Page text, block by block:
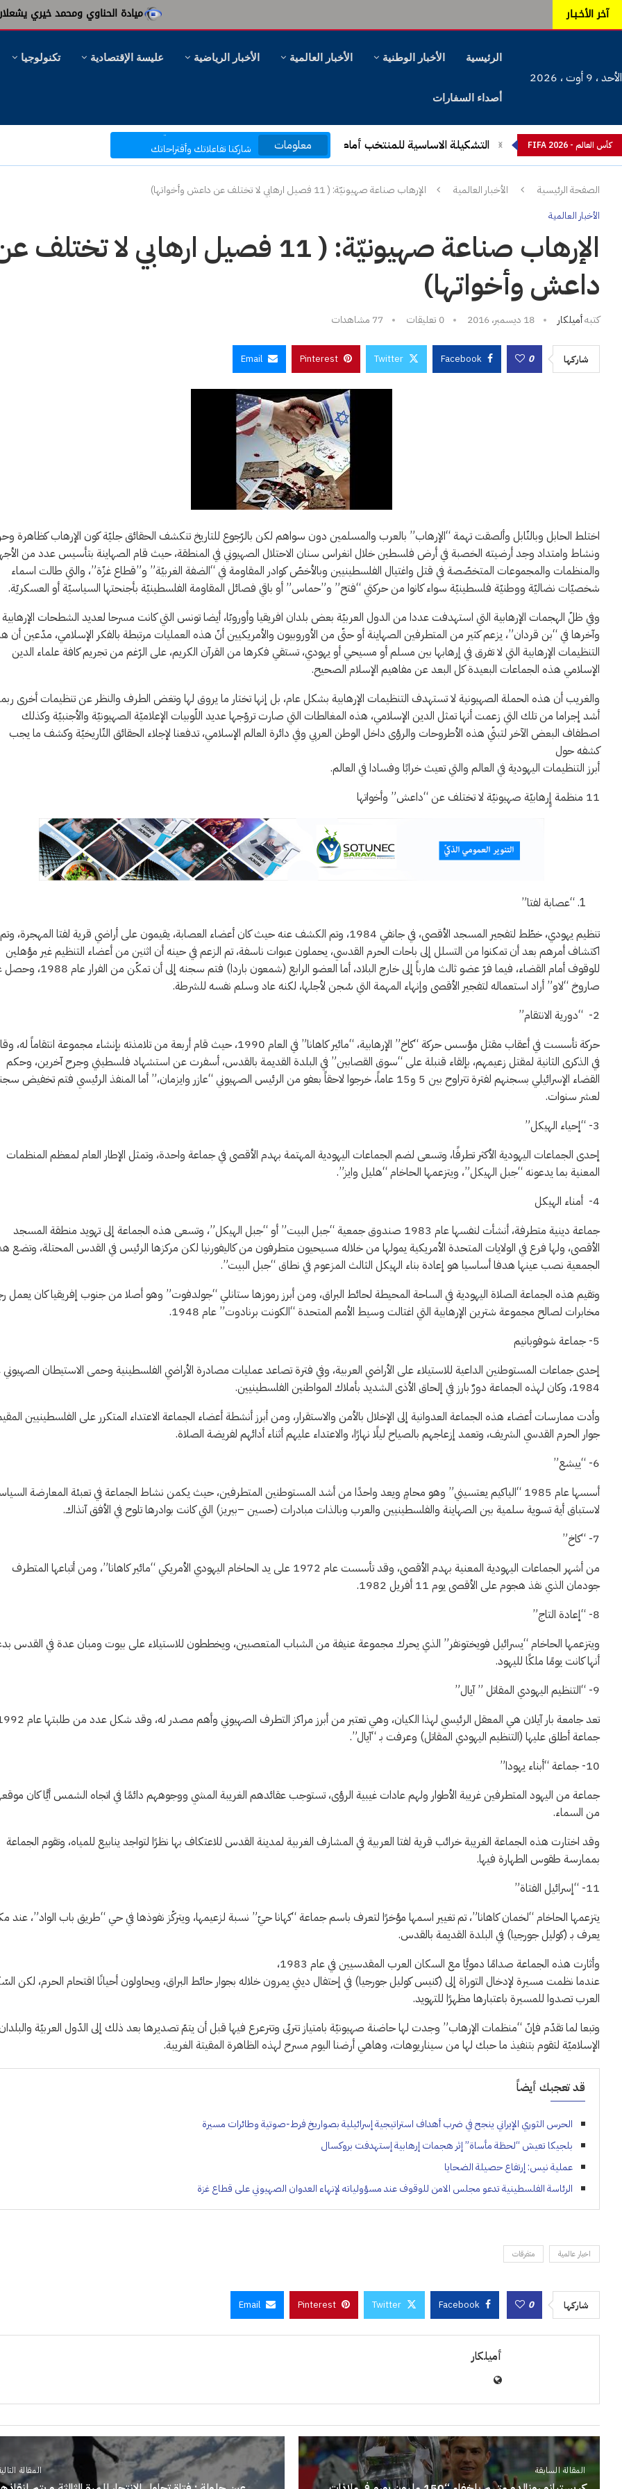
آخر الأخـبـار ميادة الحناوي ومحمد خيري يشعلان قرطاج
الأحد ، 9 أوت ، 2026
الرئيسية الأخبار الوطنية الأخبار العالمية الأخبار الرياضية عليسة الإقتصادية تكنولوجيا
أصداء السفارات
كأس العالم - FIFA 2026 التشكيلة الاساسية للمنتخب أمام اليابان معلومات
بتصفحك موقعنا أنت في قلب الحدث
شاركنا تفاعلاتك وأقتراحاتك
بكم نرتقي إلى ما هو أفضل
الصفحة الرئيسية
الأخبار العالمية الإرهاب صناعة صهيونيّة: ( 11 فصيل ارهابي لا تختلف عن داعش وأخواتها)
الأخبار العالمية
الإرهاب صناعة صهيونيّة: ( 11 فصيل ارهابي لا تختلف
داعش وأخواتها)
كتبهأميلكار 18 ديسمبر، 2016 0 تعليقات 77 مشاهدات
شاركها 0
Facebook
Twitter
Pinterest
Email
اختلط الحابل وبالنّابل وألصقت تهمة “الإرهاب” بالعرب والمسلمين دون سواهم لكن بالرّجوع للتاريخ تنكشف الحقائق جليّة كون الإرهاب كظاهرة
ونشاط وامتداد وجد أرضيته الخصبة في أرض فلسطين خلال انغراس سنان الاحتلال الصهيوني في المنطقة، حيث قام الصهاينة بتأسيس عدد من
والمنظمات والمجموعات المتخصّصة في قتل واغتيال الفلسطينيين وبالأخصّ كوادر المقاومة في “الضفة الغربيّة” و”قطاع غزّة”، والتي طالت اسماء
شخصيّات نضاليّة ووطنيّة فلسطينيّة سواء كانوا من حركتي “فتح” و”حماس” أو باقي فصائل المقاومة الفلسطينيّة بأجنحتها السياسيّة أو العسكريّة.
وفي ظلّ الهجمات الإرهابية التي استهدفت عددا من الدول العربيّة بعض بلدان افريقيا وأوروبّا، أيضا تونس التي كانت مسرحا لعديد الشطحات الإرهابية
وآخرها في “بن قردان”، يزعم كثير من المتطرفين الصهاينة أو حتّى من الأوروبيون والأمريكيين أنّ هذه العمليات مرتبطة بالفكر الإسلامي، مدّعين أن
التنظيمات الإرهابية التي لا تفرق في إرهابها بين مسلم أو مسيحي أو يهودي، تستقي فكرها من القرآن الكريم، على الرّغم من تجريم كافة علماء الدين
الإسلامي هذه الجماعات البعيدة كل البعد عن مفاهيم الإسلام الصحيح.
والغريب أن هذه الحملة الصهيونية لا تستهدف التنظيمات الإرهابية بشكل عام، بل إنها تختار ما يروق لها وتغض الطرف والنظر عن تنظيمات أخرى
أشد إجراما من تلك التي زعمت أنها تمثل الدين الإسلامي، هذه المغالطات التي صارت تروّجها عديد اللّوبيات الإعلاميّة الصهيونيّة والأجنبيّة وكذلك
اصطفاف البعض الآخر لتبنّي هذه الأطروحات والرؤى داخل الوطن العربي وفي دائرة العالم الإسلامي، تدفعنا لإجلاء الحقائق التّاريخيّة وكشف ما يجب
كشفه حول
أبرز التنظيمات اليهودية في العالم والتي تعيث خرابًا وفسادا في العالم.
11 منظمة إٍرهابيّة صهيونيّة لا تختلف عن “داعش” وأخواتها
“عصابة لفتا”
تنظيم يهودي، خطّط لتفجير المسجد الأقصى، في جانفي 1984، وتم الكشف عنه حيث كان أعضاء العصابة، يقيمون على أراضي قرية لفتا المهجرة، وتم
اكتشاف أمرهم بعد أن تمكنوا من التسلل إلى باحات الحرم القدسي، يحملون عبوات ناسفة، تم الزعم في حينه أن اثنين من أعضاء التنظيم غير مؤهلين
للوقوف أمام القضاء، فيما فرّ عضو ثالث هارباً إلى خارج البلاد، أما العضو الرابع (شمعون باردا) فتم
صاروخ “لاو” أراد استعماله لتفجير الأقصى وإنهاء المهمة التي سُجن لأجلها، لكنه عاد وسلم نفسه للشرطة.
2- “دورية الانتقام”
حركة تأسست في أعقاب مقتل مؤسس حركة “كاخ” الإرهابية، “مائير كاهانا” في العام 1990، حيث قام أربعة من تلامذته بإنشاء مجموعة انتقاماً
في الذكرى الثانية لمقتل زعيمهم، بإلقاء قنبلة على “سوق القصابين” في البلدة القديمة بالقدس، أسفرت عن استشهاد فلسطيني وجرح آخرين، وحكم
القضاء الإسرائيلي بسجنهم لفترة تتراوح بين 5 و15 عاماً، خرجوا لاحقاً بعفو من الرئيس الصهيوني “عازر وايزمان،” أما المنفذ الرئيسي فتم تخفيض
لعشر سنوات.
3- “إحياء الهيكل”
إحدى الجماعات اليهودية الأكثر تطرفًا، وتسعى لضم الجماعات اليهودية المهتمة بهدم الأقصى في جماعة واحدة، وتمثل الإطار العام لمعظم المنظمات
المعنية بما يدعونه “جبل الهيكل”، ويتزعمها الحاخام “هليل وايز”.
4- أمناء الهيكل
جماعة دينية متطرفة، أنشأت لنفسها عام 1983 صندوق جمعية “جبل البيت” أو “جبل الهيكل”، وتسعى هذه الجماعة إلى تهويد منطقة المسجد
الأقصى، ولها فرع في الولايات المتحدة الأمريكية يمولها من خلاله مسيحيون متطرفون من كاليفورنيا لكن مركزها الرئيس في القدس المحتلة، وتضع
الجمعية نصب عينها هدفا أساسيا هو إعادة بناء الهيكل الثالث المزعوم في نطاق “جبل البيت”.
وتقيم هذه الجماعة الصلاة اليهودية في الساحة المحيطة لحائط البراق، ومن أبرز رموزها ستانلي “جولدفوت” وهو أصلا من جنوب إفريقيا كان يعمل
مخابرات لصالح مجموعة شترين الإرهابية التي اغتالت وسيط الأمم المتحدة “الكونت برنادوت” عام 1948.
5- جماعة شوفوبانيم
إحدى جماعات المستوطنين الداعية للاستيلاء على الأراضي العربية، وفي فترة تصاعد عمليات مصادرة الأراضي الفلسطينية وحمى الاستيطان
1984، وكان لهذه الجماعة دورٌ بارز في إلحاق الأذى الشديد بأملاك المواطنين الفلسطينيين.
وأدت ممارسات أعضاء هذه الجماعة العدوانية إلى الإخلال بالأمن والاستقرار، ومن أبرز أنشطة أعضاء الجماعة الاعتداء المتكرر على الفلسطينيين
جوار الحرم القدسي الشريف، وتعمد إزعاجهم بالصياح ليلًا نهارًا، والاعتداء عليهم أثناء أدائهم لفريضة الصلاة.
6- “ييشع”
أسسها عام 1985 “الياكيم يعتسيني” وهو محامٍ ويعد واحدًا من أشد المستوطنين المتطرفين، حيث يكمن نشاط الجماعة في تعبئة المعارضة
لاستباق أية تسوية سلمية بين الصهاينة والفلسطينيين والعرب وبالذات مبادرات (حسين –بيريز) التي كانت بوادرها تلوح في الأفق آنذاك.
7- “كاخ”
من أشهر الجماعات اليهودية المعنية بهدم الأقصى، وقد تأسست عام 1972 على يد الحاخام اليهودي الأمريكي “مائير كاهانا”، ومن أتباعها المتطرف
جودمان الذي نفذ هجوم على الأقصى يوم 11 أفريل 1982.
8- “إعادة التاج”
ويتزعمها الحاخام “يسرائيل فويختونفر” الذي يحرك مجموعة عنيفة من الشباب المتعصبين، ويخططون للاستيلاء على بيوت ومبان عدة في القدس
أنها كانت يومًا ملكًا لليهود.
9- “التنظيم اليهودي المقاتل ” آيال”
جماعة أطلق عليها (التنظيم اليهودي المقاتل) وعرفت بـ “آيال”.
10- جماعة “أبناء يهودا”
جماعة من اليهود المتطرفين غريبة الأطوار ولهم عادات غيبية الرؤى، تستوجب عقائدهم الغريبة المشي ووجوههم دائمًا في اتجاه الشمس أيًّا كان
من السماء.
وقد اختارت هذه الجماعة الغريبة خرائب قرية لفتا العربية في المشارف الغربية لمدينة القدس للاعتكاف بها نظرًا لتواجد ينابيع للمياه، وتقوم الجماعة
بممارسة طقوس الطهارة فيها.
11- “إسرائيل الفتاة”
يتزعمها الحاخام “لخمان كاهانا”، تم تغيير اسمها مؤخرًا لتعرف باسم جماعة “كهانا حيّ” نسبة لزعيمها، ويتركّز نفوذها في حي “طريق باب الواد”، عند
يعرف بـ (كوليل جورجيا) في البلدة القديمة بالقدس.
وأثارت هذه الجماعة صدامًا دمويًّا مع السكان العرب المقدسيين في عام 1983،
عندما نظمت مسيرة لإدخال التوراة إلى (كنيس كوليل جورجيا) في إحتفال ديني يمرون خلاله بجوار حائط البراق، ويحاولون أحيانًا اقتحام الحرم، لكن
العرب تصدوا للمسيرة باعتبارها مظهرًا للتهويد.
وتبعا لما تقدّم فإنّ “منظمات الإرهاب” وجدت لها حاضنة صهيونيّة بامتياز تتربّى وتترعرع فيها قبل أن يتمّ تصديرها بعد ذلك إلى الدّول العربيّة
الإسلاميّة لتقوم بتنفيذ ما حبك لها من سيناريوهات، وهاهي أرضنا اليوم مسرح لهذه الظاهرة المقيتة الغريبة.
قد تعجبك أيضاً
الحرس الثوري الإيراني ينجح في ضرب أهداف استراتيجية إسرائيلية بصواريخ فرط‑صوتية وطائرات مسيرة
بلجيكا تعيش “لحظة مأساة” إثر هجمات إرهابية إستهدفت بروكسال
عملية نيس: إرتفاع حصيلة الضحايا
الرئاسة الفلسطينية تدعو مجلس الامن للوقوف عند مسؤولياته لإنهاء العدوان الصهيوني على قطاع غزة
اخبار عالمية متفرقات
شاركها 0
Facebook
Twitter
Pinterest
Email
أميلكار
المقالة السابقة المقالة